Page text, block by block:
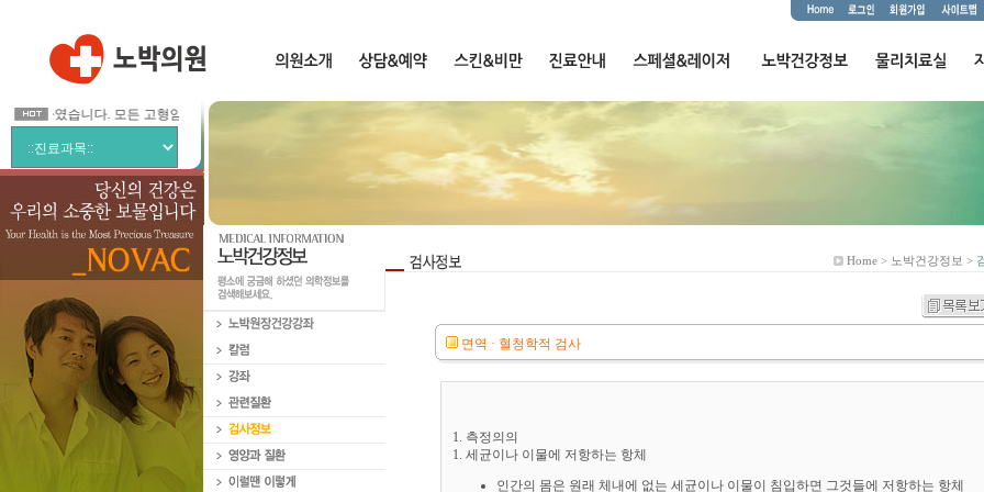
작하였습니다. 모든 고형암에 적응이 가능한 편안한 암치료 입니다.
Home > 노박건강정보 >
면역 · 혈청학적 검사
1. 측정의의
1. 세균이나 이물에 저항하는 항체
인간의 몸은 원래 체내에 없는 세균이나 이물이 침입하면 그것들에 저항하는 항체